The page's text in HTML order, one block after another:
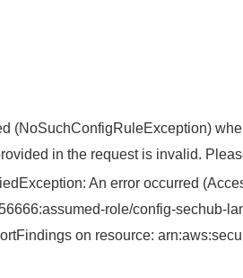
(NoSuchConfigRuleException)
in the request is invalid.
An error occurred
role/config-sechub-
on resource: